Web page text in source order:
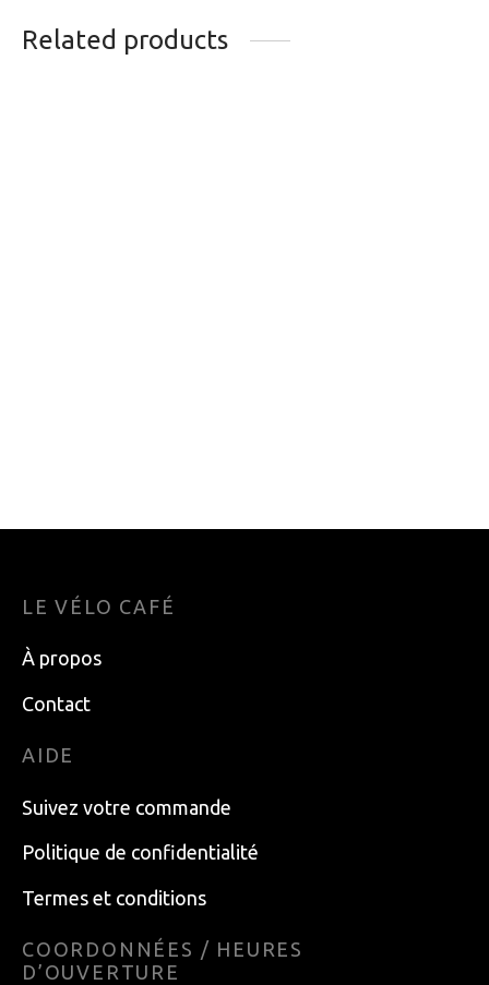
Related products
LE VÉLO CAFÉ
À propos
Contact
AIDE
Suivez votre commande
Politique de confidentialité
Termes et conditions
COORDONNÉES / HEURES
D’OUVERTURE